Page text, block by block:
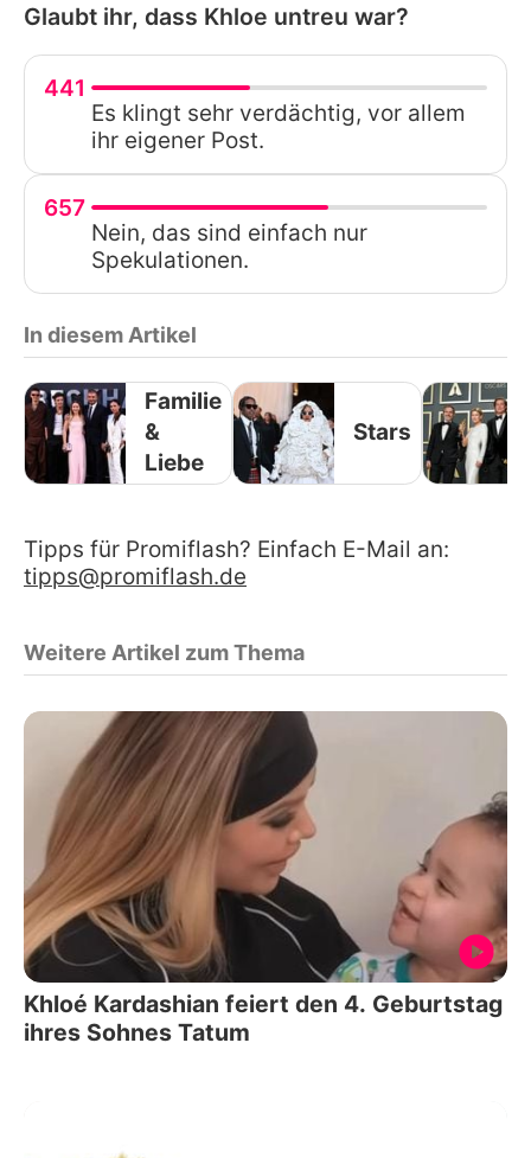
Glaubt ihr, dass Khloe untreu war?
441
Es klingt sehr verdächtig, vor allem
ihr eigener Post.
657
Nein, das sind einfach nur
Spekulationen.
In diesem Artikel
Familie
&
Liebe
Stars
Tipps für Promiflash? Einfach E-Mail an:
tipps@promiflash.de
Weitere Artikel zum Thema
Khloé Kardashian feiert den 4. Geburtstag
ihres Sohnes Tatum